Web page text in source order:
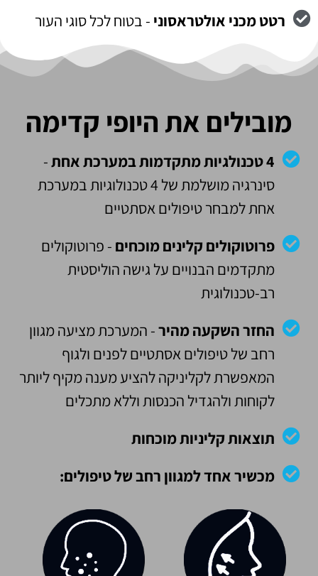
רטט מכני אולטראסוני - בטוח לכל סוגי העור
מובילים את היופי קדימה​
4 טכנולגיות מתקדמות במערכת אחת
-
סינרגיה מושלמת של 4 טכנולוגיות במערכת
אחת למבחר טיפולים אסתטיים
פרוטוקולים קלינים מוכחים - פרוטוקולים
מתקדמים הבנויים על גישה הוליסטית
רב-טכנולוגית
החזר השקעה מהיר- המערכת מציעה מגוון
רחב של טיפולים אסתטיים לפנים ולגוף
המאפשרת לקליניקה להציע מענה מקיף ליותר
לקוחות ולהגדיל הכנסות וללא מתכלים
תוצאות קליניות מוכחות
מכשיר אחד למגוון רחב של טיפולים: